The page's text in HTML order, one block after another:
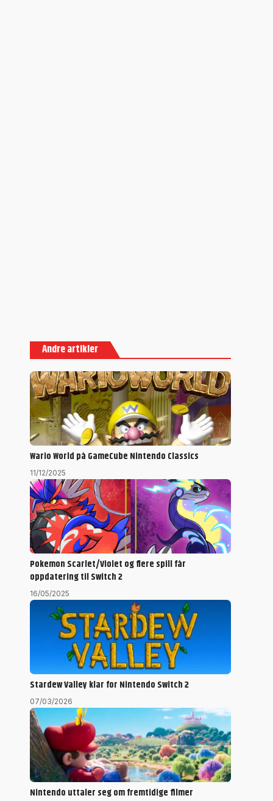
Andre artikler
Wario World på GameCube Nintendo Classics
11/12/2025
Pokemon Scarlet/Violet og flere spill får
oppdatering til Switch 2
16/05/2025
Stardew Valley klar for Nintendo Switch 2
07/03/2026
Nintendo uttaler seg om fremtidige filmer